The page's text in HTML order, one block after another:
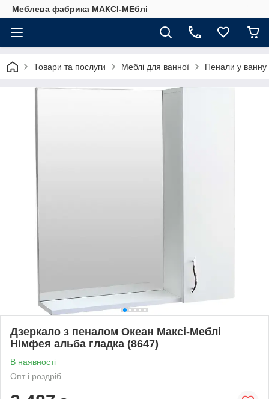
Меблева фабрика МАКСІ-МЕблі
Товари та послуги Меблі для ванної Пенали у ванну
Дзеркало з пеналом Океан Максі-Меблі
Німфея альба гладка (8647)
В наявності
Опт і роздріб